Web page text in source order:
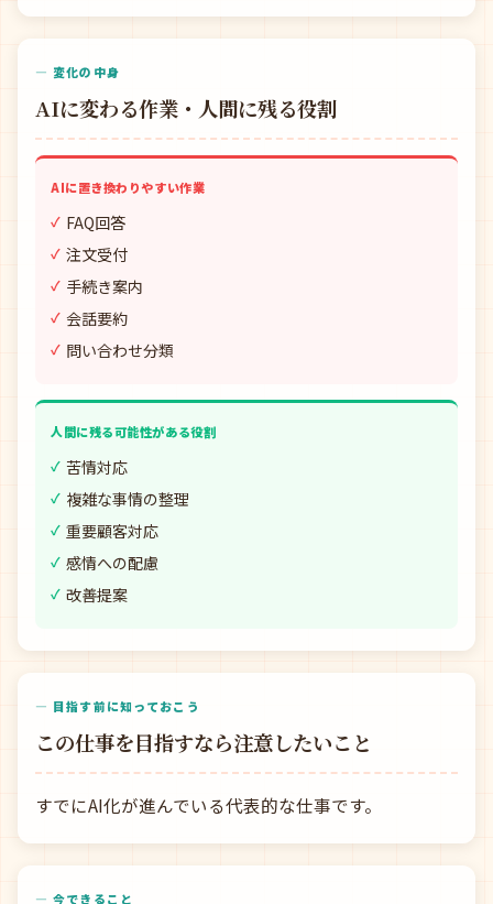
— 変化の中身
AIに変わる作業・人間に残る役割
AIに置き換わりやすい作業
FAQ回答
注文受付
手続き案内
会話要約
問い合わせ分類
人間に残る可能性がある役割
苦情対応
複雑な事情の整理
重要顧客対応
感情への配慮
改善提案
— 目指す前に知っておこう
この仕事を目指すなら注意したいこと
すでにAI化が進んでいる代表的な仕事です。
— 今できること